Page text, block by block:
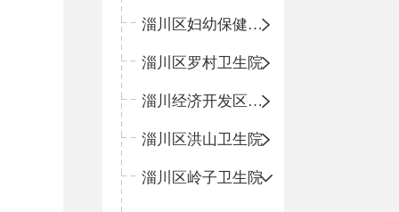
淄川区妇幼保健计划生育服务中心
淄川区罗村卫生院
淄川经济开发区卫生院
淄川区洪山卫生院
淄川区岭子卫生院